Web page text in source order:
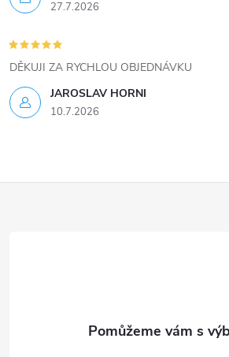
27.7.2026
JAROSLAV HORNI
10.7.2026
DĚKUJI ZA RYCHLOU OBJEDNÁVKU